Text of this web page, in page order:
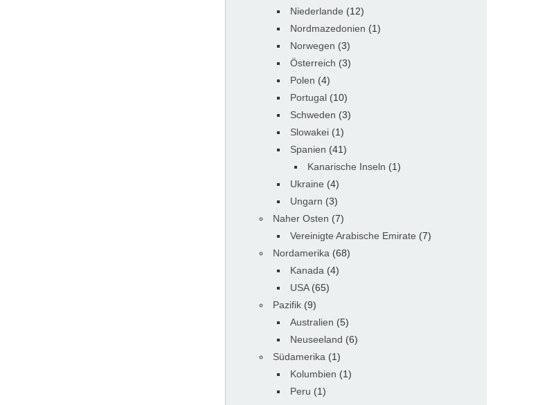
Niederlande (12)
Nordmazedonien (1)
Norwegen (3)
Österreich (3)
Polen (4)
Portugal (10)
Schweden (3)
Slowakei (1)
Spanien (41)
Kanarische Inseln (1)
Ukraine (4)
Ungarn (3)
Naher Osten (7)
Vereinigte Arabische Emirate (7)
Nordamerika (68)
Kanada (4)
USA(65)
Pazifik (9)
Australien (5)
Neuseeland (6)
Südamerika (1)
Kolumbien (1)
Peru (1)